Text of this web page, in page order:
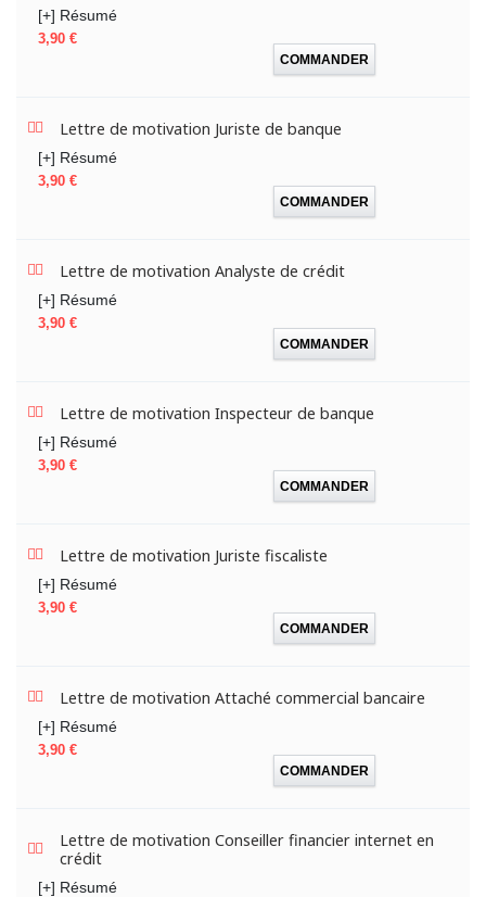
[+] Résumé
Prix
3,90 €
COMMANDER
Lettre de motivation Juriste de banque
[+] Résumé
Prix
3,90 €
COMMANDER
Lettre de motivation Analyste de crédit
[+] Résumé
Prix
3,90 €
COMMANDER
Lettre de motivation Inspecteur de banque
[+] Résumé
Prix
3,90 €
COMMANDER
Lettre de motivation Juriste fiscaliste
[+] Résumé
Prix
3,90 €
COMMANDER
Lettre de motivation Attaché commercial bancaire
[+] Résumé
Prix
3,90 €
COMMANDER
Lettre de motivation Conseiller financier internet en
crédit
[+] Résumé